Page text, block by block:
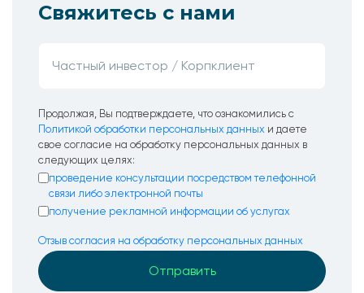
Свяжитесь с нами
Продолжая, Вы подтверждаете, что ознакомились с
Политикой обработки персональных данных и даете
свое согласие на обработку персональных данных в
следующих целях:
проведение консультации посредством телефонной
связи либо электронной почты
получение рекламной информации об услугах
Отзыв согласия на обработку персональных данных